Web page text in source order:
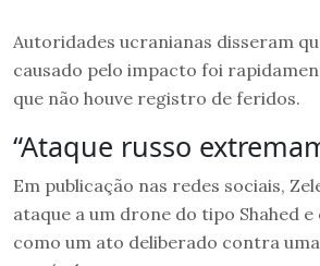
Autoridades ucranianas disseram
causado pelo impacto foi
que não houve registro de feridos.
“Ataque russo
Em publicação nas redes sociais,
ataque a um drone do tipo Shahed e
como um ato deliberado contra